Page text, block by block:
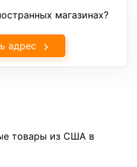
магазинах?
адрес
товары из США в